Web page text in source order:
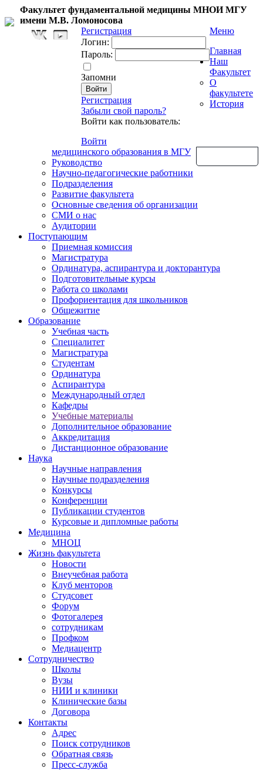
Факультет фундаментальной медицины МНОИ МГУ
имени М.В. Ломоносова
Регистрация
Логин:
Пароль:
Запомни
Регистрация
Забыли свой пароль?
Войти как пользователь:
Войти
Меню
Главная
Наш
Факультет
О
факультете
История
медицинского образования в МГУ
Руководство
Научно-педагогические работники
Подразделения
Развитие факультета
Основные сведения об организации
СМИ о нас
Аудитории
Поступающим
Приемная комиссия
Магистратура
Ординатура, аспирантура и докторантура
Подготовительные курсы
Работа со школами
Профориентация для школьников
Общежитие
Образование
Учебная часть
Специалитет
Магистратура
Студентам
Ординатура
Аспирантура
Международный отдел
Кафедры
Учебные материалы
Дополнительное образование
Аккредитация
Дистанционное образование
Наука
Научные направления
Научные подразделения
Конкурсы
Конференции
Публикации студентов
Курсовые и дипломные работы
Медицина
МНОЦ
Жизнь факультета
Новости
Внеучебная работа
Клуб менторов
Студсовет
Форум
Фотогалерея
сотрудникам
Профком
Медиацентр
Сотрудничество
Школы
Вузы
НИИ и клиники
Клинические базы
Договора
Контакты
Адрес
Поиск сотрудников
Обратная связь
Пресс-служба